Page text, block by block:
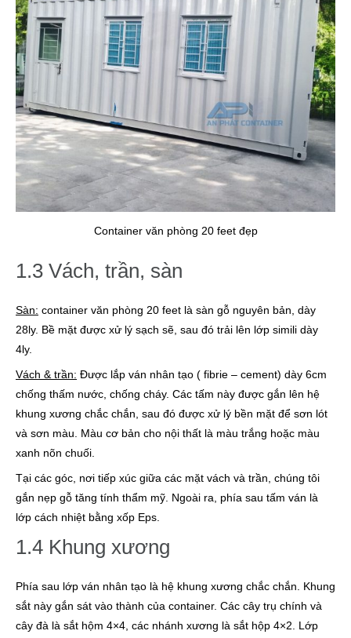
Container văn phòng 20 feet đẹp
1.3 Vách, trần, sàn
Sàn: container văn phòng 20 feet là sàn gỗ nguyên bản, dày
28ly. Bề mặt được xử lý sạch sẽ, sau đó trải lên lớp simili dày
4ly.
Vách & trần: Được lắp ván nhân tạo ( fibrie – cement) dày 6cm
chống thấm nước, chống cháy. Các tấm này được gắn lên hệ
khung xương chắc chắn, sau đó được xử lý bền mặt để sơn lót
và sơn màu. Màu cơ bản cho nội thất là màu trắng hoặc màu
xanh nõn chuối.
Tại các góc, nơi tiếp xúc giữa các mặt vách và trần, chúng tôi
gắn nẹp gỗ tăng tính thẩm mỹ. Ngoài ra, phía sau tấm ván là
lớp cách nhiệt bằng xốp Eps.
1.4 Khung xương
Phía sau lớp ván nhân tạo là hệ khung xương chắc chắn. Khung
sắt này gắn sát vào thành của container. Các cây trụ chính và
cây đà là sắt hộm 4×4, các nhánh xương là sắt hộp 4×2. Lớp